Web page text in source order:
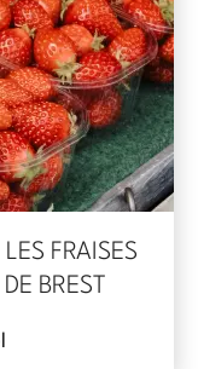
FRAISES
BREST